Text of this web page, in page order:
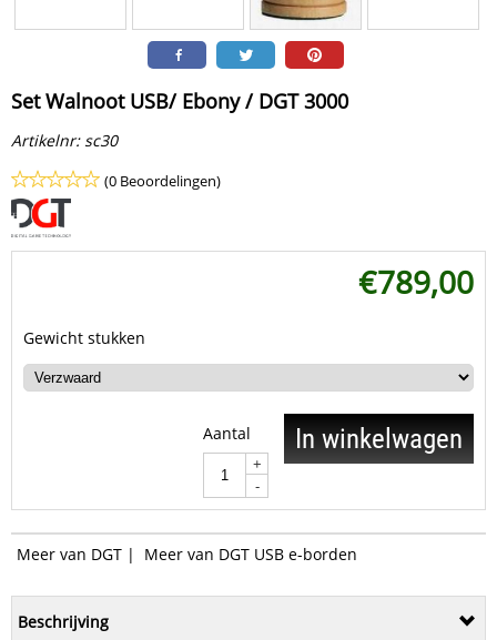
Set Walnoot USB/ Ebony / DGT 3000
Artikelnr: sc30
(0 Beoordelingen)
€789,00
Gewicht stukken
Aantal
+
-
In winkelwagen
Meer van DGT | Meer van DGT USB e-borden
Beschrijving